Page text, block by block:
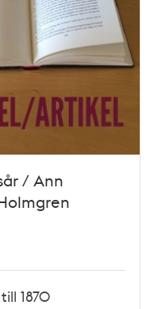
/ Ann
1870